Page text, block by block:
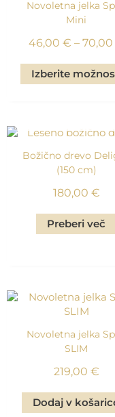
Novoletna jelka
Mini
46,00 € – 70,00
Izberite
Božično drevo
(150 cm)
180,00 €
Preberi več
Novoletna jelka
SLIM
219,00 €
Dodaj v